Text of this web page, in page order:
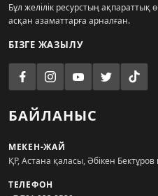
Бұл желілік ресурстың ақпараттық
асқан азаматтарға арналған.
БІЗГЕ ЖАЗЫЛУ
БАЙЛАНЫС
МЕКЕН-ЖАЙ
ҚР, Астана қаласы, Әбікен Бектұров
ТЕЛЕФОН